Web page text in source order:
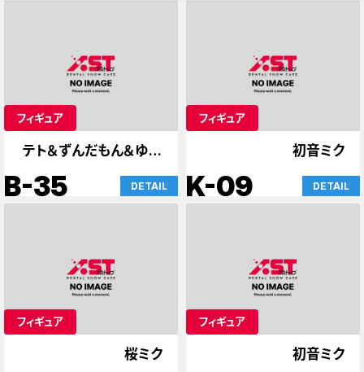
フィギュア
テト＆ずんだもん＆ゆか
り
B-35 DETAIL
フィギュア
初音ミク
K-09 DETAIL
フィギュア
桜ミク
フィギュア
初音ミク